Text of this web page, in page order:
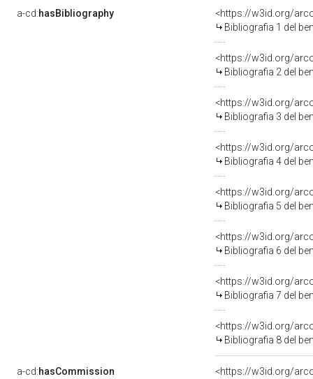
a-cd:hasBibliography
<https://w3id.org/
Bibliografia 1 del
<https://w3id.org/
Bibliografia 2 del
<https://w3id.org/
Bibliografia 3 del
<https://w3id.org/
Bibliografia 4 del
<https://w3id.org/
Bibliografia 5 del
<https://w3id.org/
Bibliografia 6 del
<https://w3id.org/
Bibliografia 7 del
<https://w3id.org/
Bibliografia 8 del
a-cd:hasCommission
<https://w3id.org/